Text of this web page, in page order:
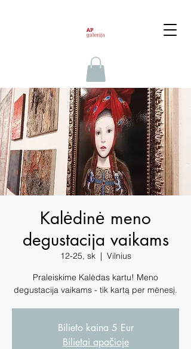
Kalėdinė meno
degustacija vaikams
12-25, sk
  |
Vilnius
Praleiskime Kalėdas kartu! Meno
degustacija vaikams - tik kartą per mėnesį.
Bilieto kaina 5 Eur
Bilietai apačioje